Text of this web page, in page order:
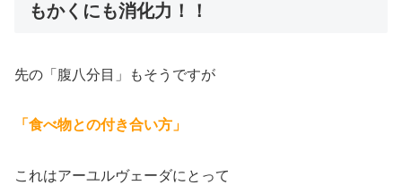
もかくにも消化力！！
先の「腹八分目」もそうですが
「食べ物との付き合い方」
これはアーユルヴェーダにとって